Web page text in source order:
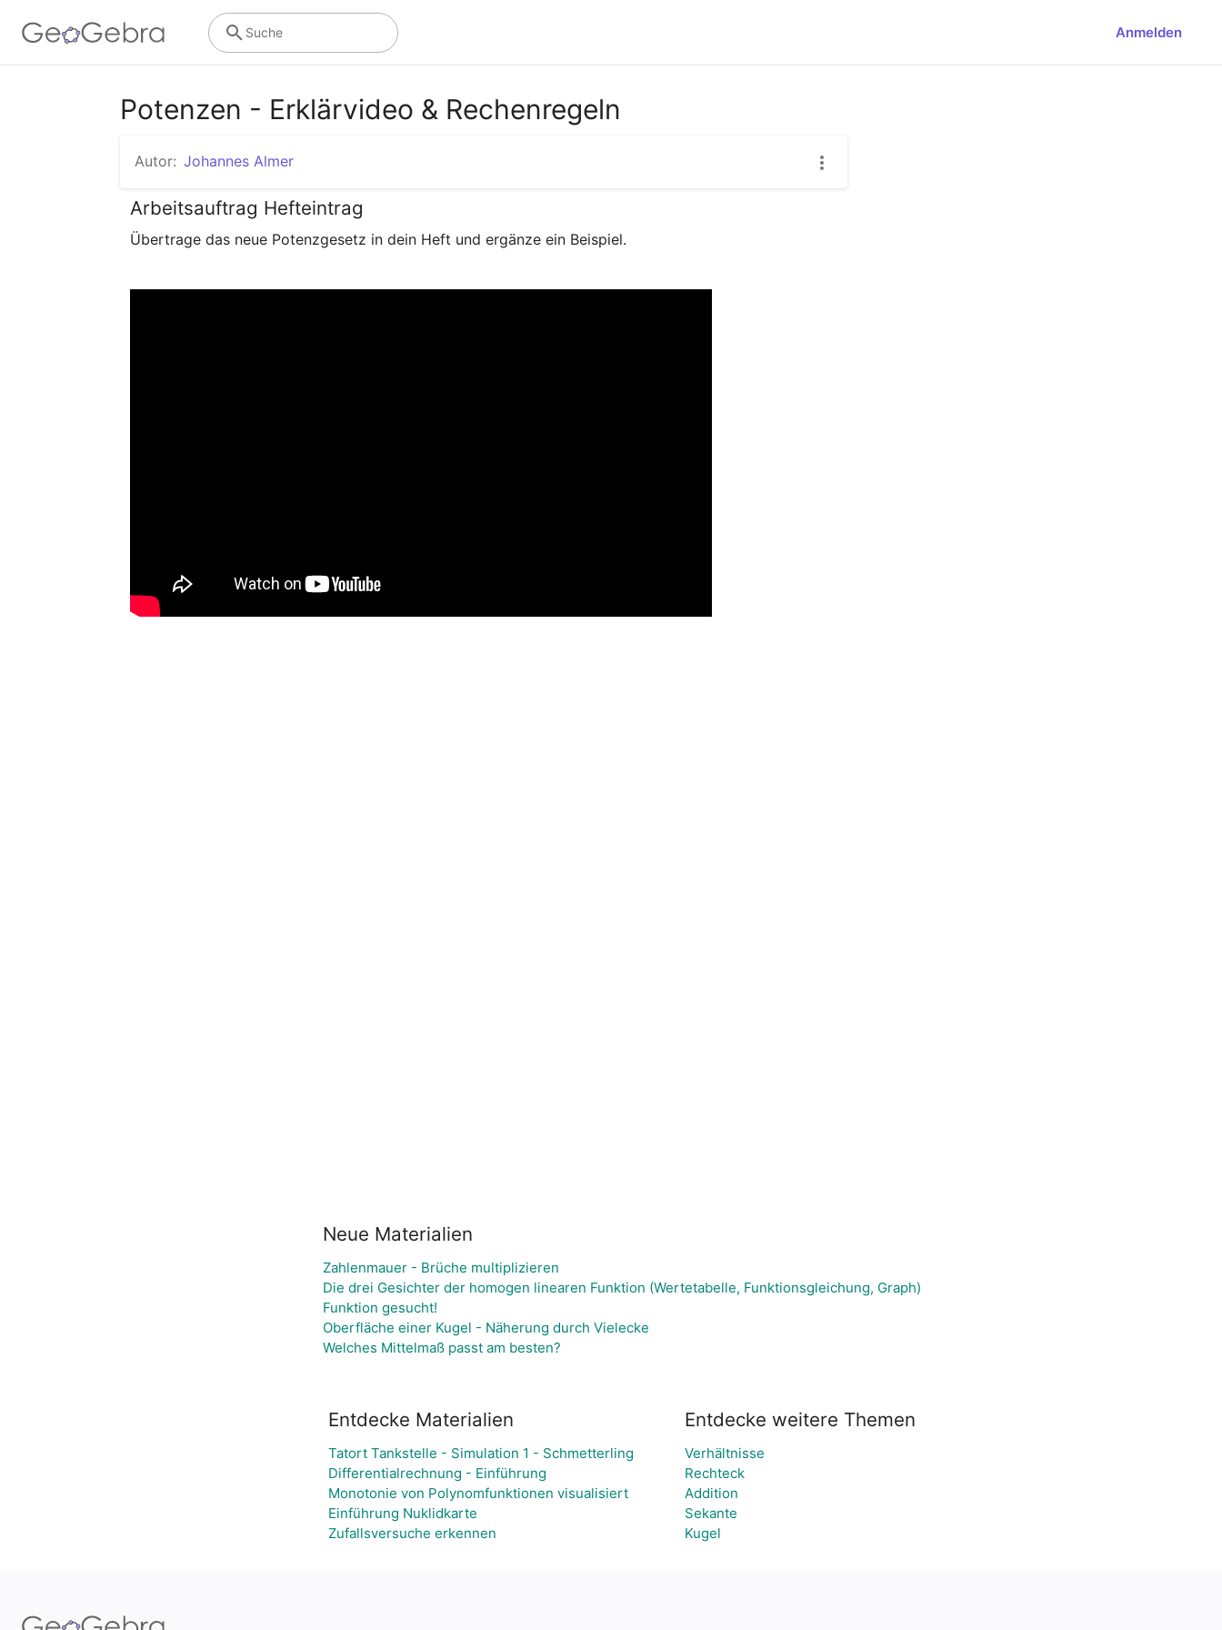
Anmelden
Suche
Potenzen - Erklärvideo & Rechenregeln
Autor: Johannes Almer
Arbeitsauftrag Hefteintrag
Übertrage das neue Potenzgesetz in dein Heft und ergänze ein Beispiel.
Neue Materialien
Zahlenmauer - Brüche multiplizieren
Die drei Gesichter der homogen linearen Funktion (Wertetabelle, Funktionsgleichung, Graph)
Funktion gesucht!
Oberfläche einer Kugel - Näherung durch Vielecke
Welches Mittelmaß passt am besten?
Entdecke Materialien
Tatort Tankstelle - Simulation 1 - Schmetterling
Differentialrechnung - Einführung
Monotonie von Polynomfunktionen visualisiert
Einführung Nuklidkarte
Zufallsversuche erkennen
Entdecke weitere Themen
Verhältnisse
Rechteck
Addition
Sekante
Kugel